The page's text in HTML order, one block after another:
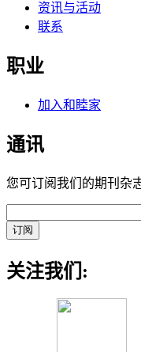
资讯与活动
联系
职业
加入和睦家
通讯
您可订阅我们的期刊杂
关注我们: